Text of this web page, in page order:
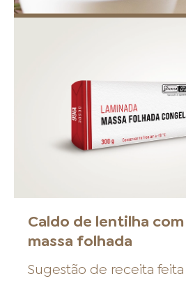
Caldo de lentilha
massa folhada
Sugestão de receita